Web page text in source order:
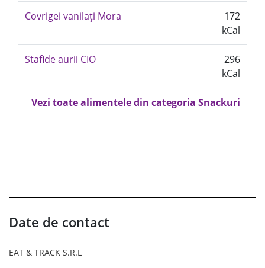
Covrigei vanilați Mora
172
kCal
Stafide aurii CIO
296
kCal
Vezi toate alimentele din categoria Snackuri
Date de contact
EAT & TRACK S.R.L